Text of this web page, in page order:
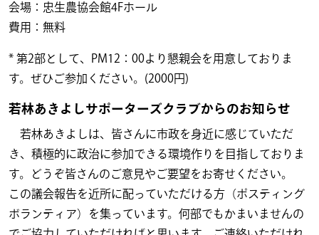
会場：忠生農協会館4Fホール
費用：無料
* 第2部として、PM12：00より懇親会を用意しておりま
す。ぜひご参加ください。(2000円)
若林あきよしサポーターズクラブからのお知らせ
若林あきよしは、皆さんに市政を身近に感じていただ
き、積極的に政治に参加できる環境作りを目指しておりま
す。どうぞ皆さんのご意見やご要望をお寄せください。
この議会報告を近所に配っていただける方（ポスティング
ボランティア）を集っています。何部でもかまいませんの